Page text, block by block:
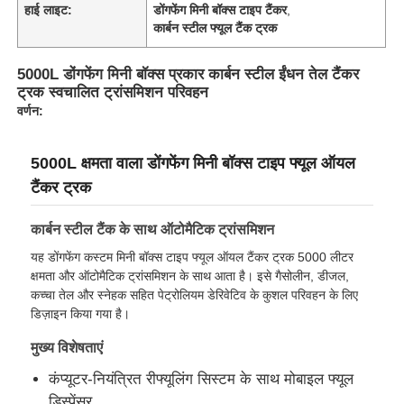
फैक्टरी यात्रा
गुणवत्ता नियंत्रण
हमसे संपर्क करें
समाचार
सभी मामलों
एक बोली का अनुरोध
टैंक सेमीट्रेलर
हाई लाइट:
डोंगफेंग मिनी बॉक्स टाइप टैंकर,
कार्बन स्टील फ्यूल टैंक ट्रक
5000L डोंगफेंग मिनी बॉक्स प्रकार कार्बन स्टील ईंधन तेल टैंकर
ट्रक स्वचालित ट्रांसमिशन परिवहन
वर्णन:
5000L क्षमता वाला डोंगफेंग मिनी बॉक्स टाइप फ्यूल ऑयल
टैंकर ट्रक
कार्बन स्टील टैंक के साथ ऑटोमैटिक ट्रांसमिशन
यह डोंगफेंग कस्टम मिनी बॉक्स टाइप फ्यूल ऑयल टैंकर ट्रक 5000 लीटर
क्षमता और ऑटोमैटिक ट्रांसमिशन के साथ आता है। इसे गैसोलीन, डीजल,
कच्चा तेल और स्नेहक सहित पेट्रोलियम डेरिवेटिव के कुशल परिवहन के लिए
डिज़ाइन किया गया है।
मुख्य विशेषताएं
कंप्यूटर-नियंत्रित रीफ्यूलिंग सिस्टम के साथ मोबाइल फ्यूल